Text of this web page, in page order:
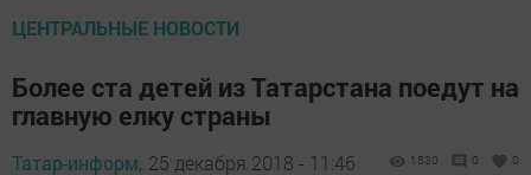
ЦЕНТРАЛЬНЫЕ НОВОСТИ
Более ста детей из Татарстана поедут на
главную елку страны
Татар-информ, 25 декабря 2018 - 11:46 1530 0 0